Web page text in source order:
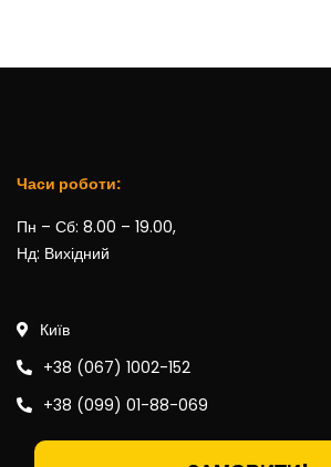
Часи роботи:
Пн – Сб: 8.00 – 19.00,
Нд: Вихідний
Київ
+38 (067) 1002-152
+38 (099) 01-88-069